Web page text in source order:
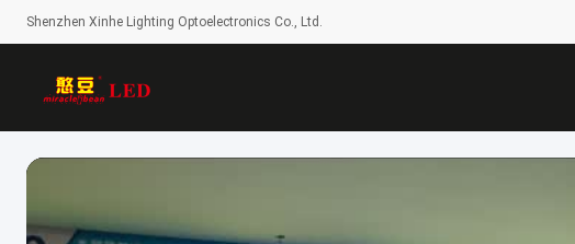
Shenzhen Xinhe Lighting Optoelectronics Co., Ltd.